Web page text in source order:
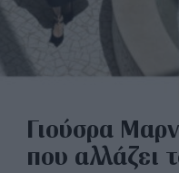
Γιούσρα
που αλλάζει